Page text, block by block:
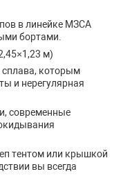
в линейке МЗСА
бортами.
м)
которым
и нерегулярная
современные
тентом или крышкой
вы всегда